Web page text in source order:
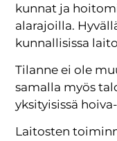
kunnat ja
alarajoilla.
kunnallisissa
Tilanne ei ole
samalla myös
yksityisissä
Laitosten